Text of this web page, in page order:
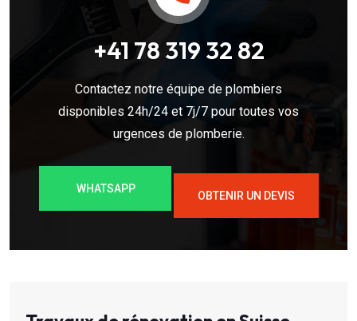
+41 78 319 32 82
Contactez notre équipe de plombiers
disponibles 24h/24 et 7j/7 pour toutes vos
urgences de plomberie.
WHATSAPP
OBTENIR UN DEVIS